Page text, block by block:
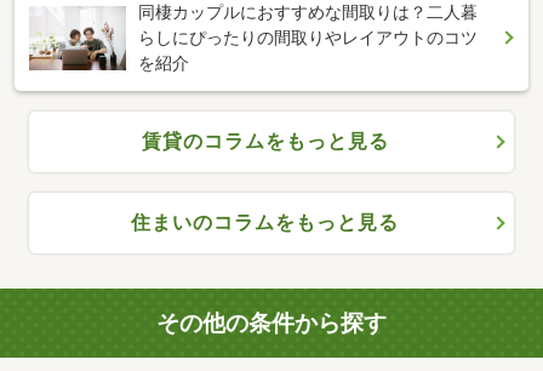
同棲カップルにおすすめな間取りは？二人暮
らしにぴったりの間取りやレイアウトのコツ
を紹介
賃貸のコラムをもっと見る
住まいのコラムをもっと見る
その他の条件から探す